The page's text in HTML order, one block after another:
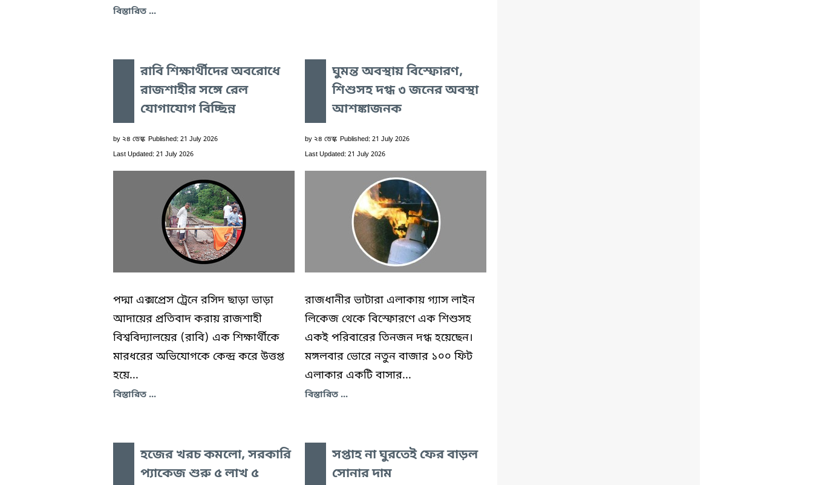
বিস্তারিত ...
রাবি শিক্ষার্থীদের অবরোধে
রাজশাহীর সঙ্গে রেল
যোগাযোগ বিচ্ছিন্ন
by ২৪ ডেস্ক Published: 21 July 2026
Last Updated: 21 July 2026
পদ্মা এক্সপ্রেস ট্রেনে রসিদ ছাড়া ভাড়া
আদায়ের প্রতিবাদ করায় রাজশাহী
বিশ্ববিদ্যালয়ের (রাবি) এক শিক্ষার্থীকে
মারধরের অভিযোগকে কেন্দ্র করে উত্তপ্ত
হয়ে...
বিস্তারিত ...
ঘুমন্ত অবস্থায় বিস্ফোরণ,
শিশুসহ দগ্ধ ৩ জনের অবস্থা
আশঙ্কাজনক
by ২৪ ডেস্ক Published: 21 July 2026
Last Updated: 21 July 2026
রাজধানীর ভাটারা এলাকায় গ্যাস লাইন
লিকেজ থেকে বিস্ফোরণে এক শিশুসহ
একই পরিবারের তিনজন দগ্ধ হয়েছেন।
মঙ্গলবার ভোরে নতুন বাজার ১০০ ফিট
এলাকার একটি বাসার...
বিস্তারিত ...
হজের খরচ কমলো, সরকারি
প্যাকেজ শুরু ৫ লাখ ৫
সপ্তাহ না ঘুরতেই ফের বাড়ল
সোনার দাম